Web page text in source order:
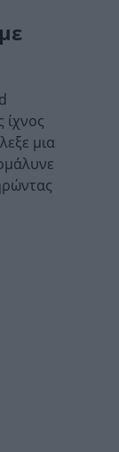
ίχνος
μια